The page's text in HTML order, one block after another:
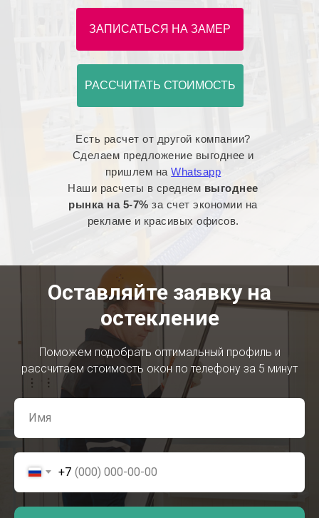
Есть расчет от другой компании?
Сделаем предложение выгоднее и
пришлем наWhatsapp
Наши расчеты в среднем выгоднее
рынка на 5-7% за счет экономии на
рекламе и красивых офисов.
ЗАПИСАТЬСЯ НА ЗАМЕР
РАССЧИТАТЬ СТОИМОСТЬ
Оставляйте заявку на
остекление
Поможем подобрать оптимальный профиль и
рассчитаем стоимость окон по телефону за 5 минут
+7